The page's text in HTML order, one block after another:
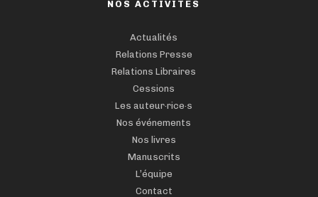
NOS ACTIVITÉS
Actualités
Relations Presse
Relations Libraires
Cessions
Les auteur·rice·s
Nos événements
Nos livres
Manuscrits
L’équipe
Contact